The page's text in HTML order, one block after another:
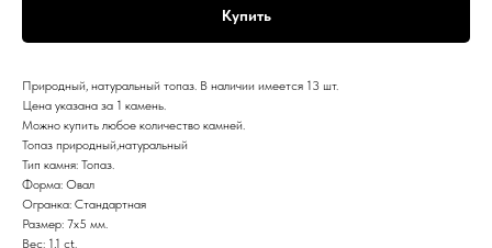
Купить
Природный, натуральный топаз. В наличии имеется 13 шт.
Цена указана за 1 камень.
Можно купить любое количество камней.
Топаз природный,натуральный
Тип камня: Топаз.
Форма: Овал
Огранка: Стандартная
Размер: 7х5 мм.
Вес: 1,1 ct.